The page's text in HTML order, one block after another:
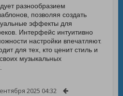
разнообразием
позволяя создать
эффекты для
Интерфейс интуитивно
настройки впечатляют.
для тех, кто ценит стиль и
музыкальных
2025 04:32